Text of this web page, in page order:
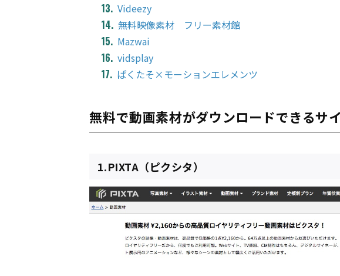
Videezy
無料映像素材 フリー素材館
Mazwai
vidsplay
ぱくたそ×モーションエレメンツ
無料で動画素材がダウンロードできるサ
1.PIXTA（ピクシタ）